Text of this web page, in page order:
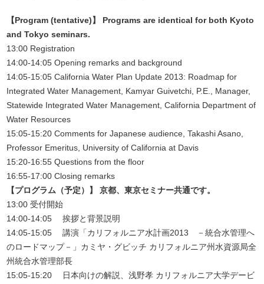
【Program (tentative)】 Programs are identical for both Kyoto
and Tokyo seminars.
13:00 Registration
14:00-14:05 Opening remarks and background
14:05-15:05 California Water Plan Update 2013: Roadmap for
Integrated Water Management, Kamyar Guivetchi, P.E., Manager,
Statewide Integrated Water Management, California Department of
Water Resources
15:05-15:20 Comments for Japanese audience, Takashi Asano,
Professor Emeritus, University of California at Davis
15:20-16:55 Questions from the floor
16:55-17:00 Closing remarks
【プログラム（予定）】 京都、東京セミナー共通です。
13:00 受付開始
14:00-14:05 挨拶と背景説明
14:05-15:05 講演「カリフォルニア水計画2013 －統合水管理へ
のロードマップ－」カミヤ・グビッチ カリフォルニア州水資源局全
州統合水管理部長
15:05-15:20 日本向けの解説、浅野孝 カリフォルニア大学デービ